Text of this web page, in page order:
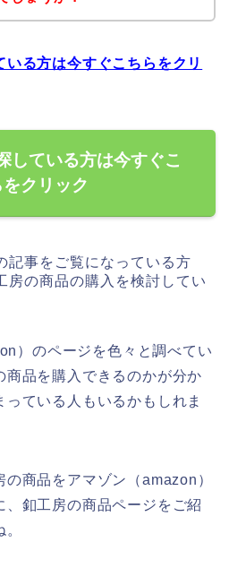
る方は今すぐこちらをクリ
している方は今すぐこ
をクリック
記事をご覧になっている方
房の商品の購入を検討してい
）のページを色々と調べてい
商品を購入できるのかが分か
ている人もいるかもしれま
商品をアマゾン（amazon）
、釦工房の商品ページをご紹